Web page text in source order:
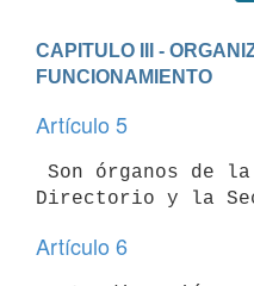
CAPITULO III -
FUNCIONAMIENTO
Artículo 5
Artículo 6